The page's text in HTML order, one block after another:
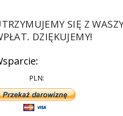
SIĘ Z
DZIĘKUJEMY!
PLN: